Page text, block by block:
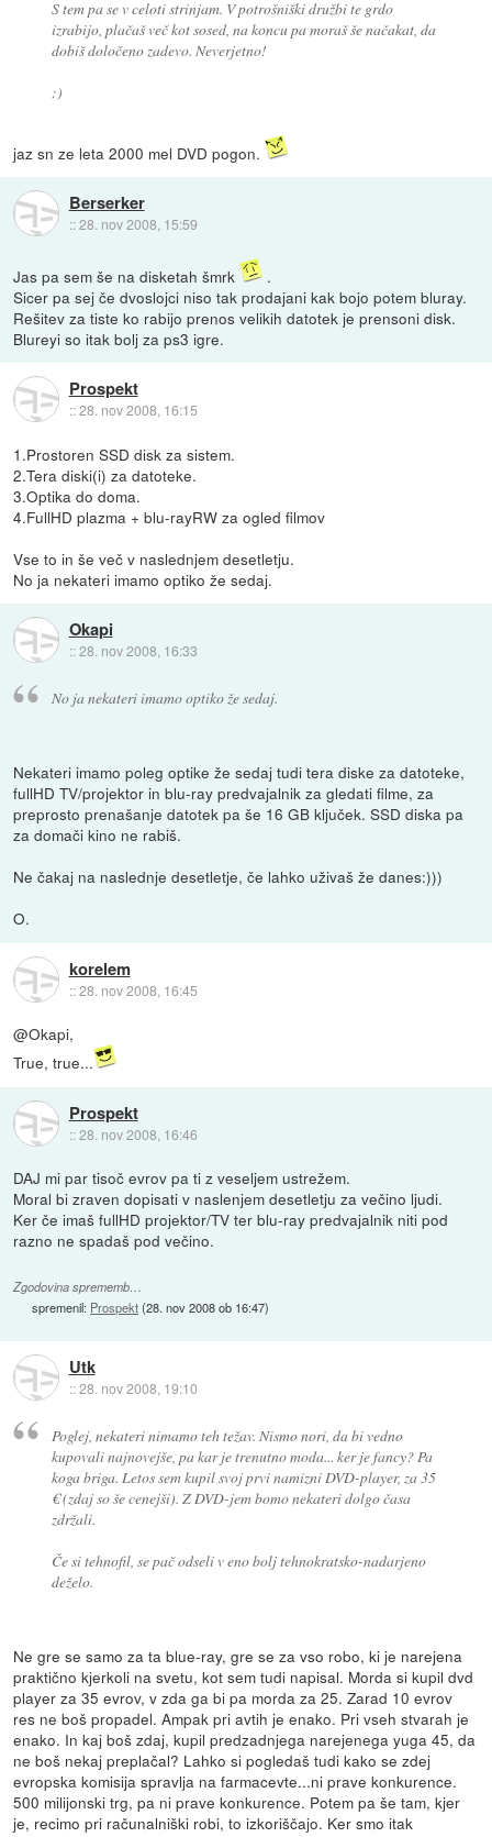
S tem pa se v celoti strinjam. V potrošniški družbi te grdo
izrabijo, plačaš več kot sosed, na koncu pa moraš še načakat, da
dobiš določeno zadevo. Neverjetno!
:)
jaz sn ze leta 2000 mel DVD pogon.
Berserker
::28. nov 2008, 15:59
Jas pa sem še na disketah šmrk
.
Sicer pa sej če dvoslojci niso tak prodajani kak bojo potem bluray.
Rešitev za tiste ko rabijo prenos velikih datotek je prensoni disk.
Blureyi so itak bolj za ps3 igre.
Prospekt
::28. nov 2008, 16:15
1.Prostoren SSD disk za sistem.
2.Tera diski(i) za datoteke.
3.Optika do doma.
4.FullHD plazma + blu-rayRW za ogled filmov
Vse to in še več v naslednjem desetletju.
No ja nekateri imamo optiko že sedaj.
Okapi
::28. nov 2008, 16:33
No ja nekateri imamo optiko že sedaj.
Nekateri imamo poleg optike že sedaj tudi tera diske za datoteke,
fullHD TV/projektor in blu-ray predvajalnik za gledati filme, za
preprosto prenašanje datotek pa še 16 GB ključek. SSD diska pa
za domači kino ne rabiš.
Ne čakaj na naslednje desetletje, če lahko uživaš že danes:)))
O.
korelem
::28. nov 2008, 16:45
@Okapi,
True, true...
Prospekt
::28. nov 2008, 16:46
DAJ mi par tisoč evrov pa ti z veseljem ustrežem.
Moral bi zraven dopisati v naslenjem desetletju za večino ljudi.
Ker če imaš fullHD projektor/TV ter blu-ray predvajalnik niti pod
razno ne spadaš pod večino.
Zgodovina sprememb…
spremenil: Prospekt(28. nov 2008 ob 16:47)
Utk
::28. nov 2008, 19:10
Poglej, nekateri nimamo teh težav. Nismo nori, da bi vedno
kupovali najnovejše, pa kar je trenutno moda... ker je fancy? Pa
koga briga. Letos sem kupil svoj prvi namizni DVD-player, za 35
€ (zdaj so še cenejši). Z DVD-jem bomo nekateri dolgo časa
zdržali.
Če si tehnofil, se pač odseli v eno bolj tehnokratsko-nadarjeno
deželo.
Ne gre se samo za ta blue-ray, gre se za vso robo, ki je narejena
praktično kjerkoli na svetu, kot sem tudi napisal. Morda si kupil dvd
player za 35 evrov, v zda ga bi pa morda za 25. Zarad 10 evrov
res ne boš propadel. Ampak pri avtih je enako. Pri vseh stvarah je
enako. In kaj boš zdaj, kupil predzadnjega narejenega yuga 45, da
ne boš nekaj preplačal? Lahko si pogledaš tudi kako se zdej
evropska komisija spravlja na farmacevte...ni prave konkurence.
500 milijonski trg, pa ni prave konkurence. Potem pa še tam, kjer
je, recimo pri računalniški robi, to izkoriščajo. Ker smo itak